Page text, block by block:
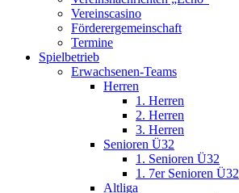
Vereinscasino
Förderergemeinschaft
Termine
Spielbetrieb
Erwachsenen-Teams
Herren
1. Herren
2. Herren
3. Herren
Senioren Ü32
1. Senioren Ü32
1. 7er Senioren Ü32
Altliga